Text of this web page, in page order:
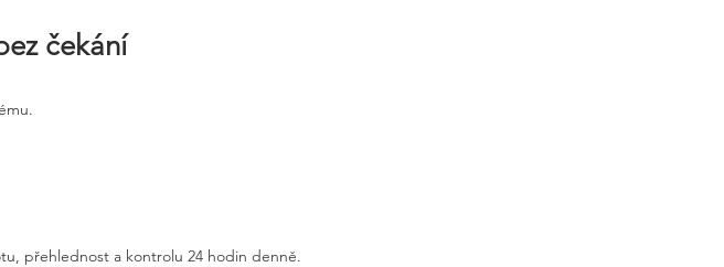
čekání
přehlednost a kontrolu 24 hodin denně.